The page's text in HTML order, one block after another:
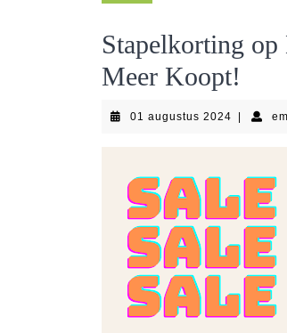
Stapelkorting
Meer Koopt!
01 augustus 2024 01